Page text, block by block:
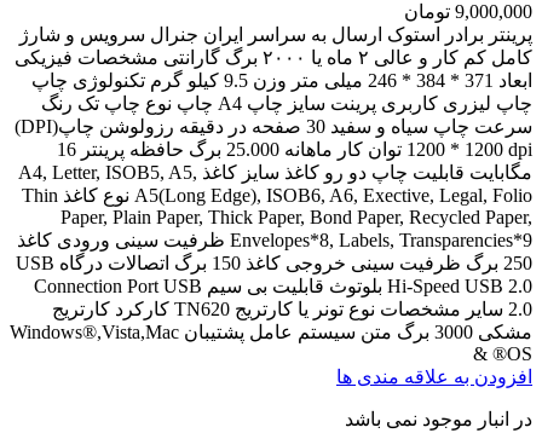
9,000,000 تومان
پرینتر برادر استوک ارسال به سراسر ایران جنرال سرویس و شارژ
کامل کم کار و عالی ۲ ماه یا ۲۰۰۰ برگ گارانتی مشخصات فیزیکی
ابعاد 371 * 384 * 246 میلی متر وزن 9.5 کیلو گرم تکنولوژی چاپ
چاپ لیزری کاربری پرینت سایز چاپ A4 چاپ نوع چاپ تک رنگ
سرعت چاپ سیاه و سفید 30 صفحه در دقیقه رزولوشن چاپ(DPI)
1200 * 1200 dpi توان کار ماهانه 25.000 برگ حافظه پرینتر 16
مگابایت قابلیت چاپ دو رو کاغذ سایز کاغذ A4, Letter, ISOB5, A5,
A5(Long Edge), ISOB6, A6, Exective, Legal, Folio نوع کاغذ Thin
Paper, Plain Paper, Thick Paper, Bond Paper, Recycled Paper,
Envelopes*8, Labels, Transparencies*9 ظرفیت سینی ورودی کاغذ
250 برگ ظرفیت سینی خروجی کاغذ 150 برگ اتصالات درگاه USB
Hi-Speed USB 2.0 بلوتوث قابلیت بی سیم Connection Port USB
2.0 سایر مشخصات نوع تونر یا کارتریج TN620 کارکرد کارتریج
مشکی 3000 برگ متن سیستم عامل پشتیبان Windows®,Vista,Mac
OS® &
افزودن به علاقه مندی ها
در انبار موجود نمی باشد